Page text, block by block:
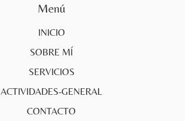
Menú
INICIO
SOBRE MÍ
SERVICIOS
ACTIVIDADES-GENERAL
CONTACTO